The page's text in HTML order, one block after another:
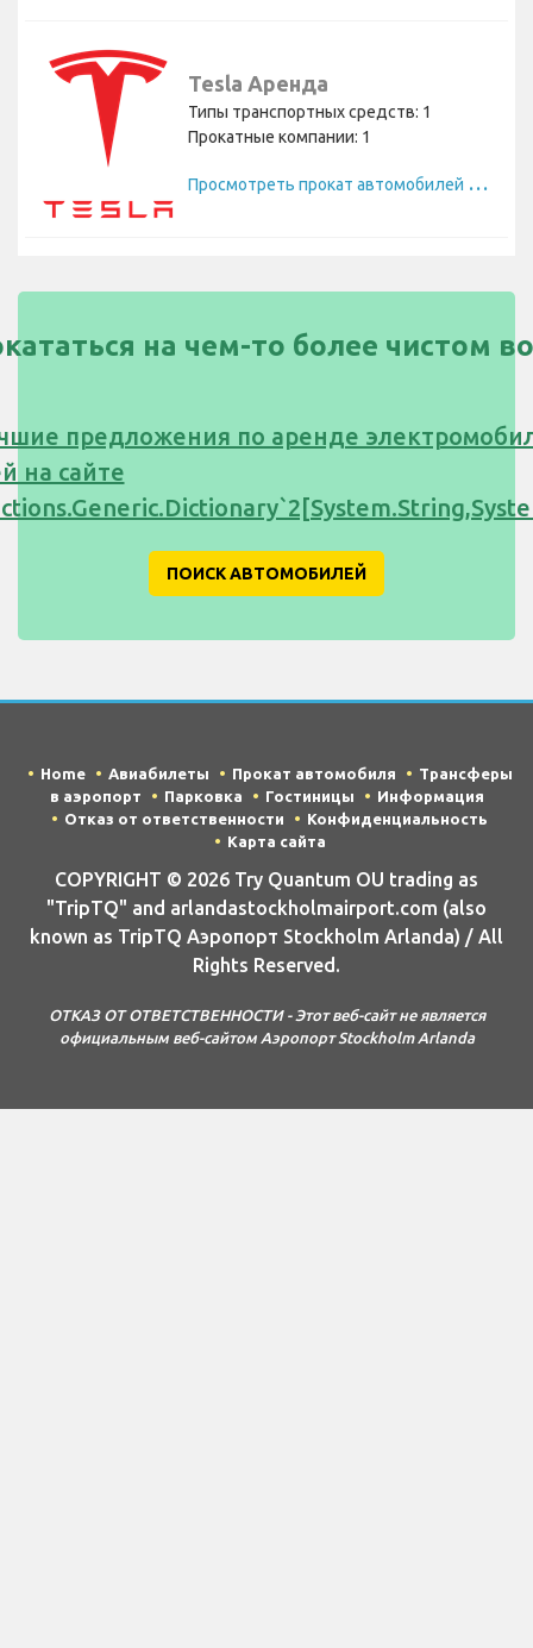
Tesla Аренда
Типы транспортных средств: 1
Прокатные компании: 1
П
росмотреть прокат автомобилей Tesla
на чем-то более чистом
предложения по аренде
на сайте
ПОИСК АВТОМОБИЛЕЙ
Home Авиабилеты Прокат автомобиля
Трансферы
в аэропорт
Парковка Гостиницы
Информация
Отказ от ответственности
Конфиденциальность
Карта сайта
COPYRIGHT © 2026 Try Quantum OU trading as
"TripTQ" and arlandastockholmairport.com (also
known as TripTQ Аэропорт Stockholm Arlanda) / All
Rights Reserved.
ОТКАЗ ОТ ОТВЕТСТВЕННОСТИ - Этот веб-сайт не является
официальным веб-сайтом Аэропорт Stockholm Arlanda